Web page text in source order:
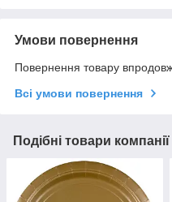
Умови повернення
Повернення товару
Всі умови повернення
Подібні товари компанії